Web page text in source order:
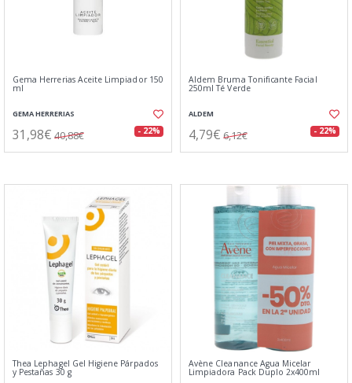
Gema Herrerias Aceite Limpiador 150
ml
GEMA HERRERIAS
31,98€ 40,88€ - 22%
Aldem Bruma Tonificante Facial
250ml Té Verde
ALDEM
4,79€ 6,12€ - 22%
Thea Lephagel Gel Higiene Párpados
y Pestañas 30 g
Avène Cleanance Agua Micelar
Limpiadora Pack Duplo 2x400ml